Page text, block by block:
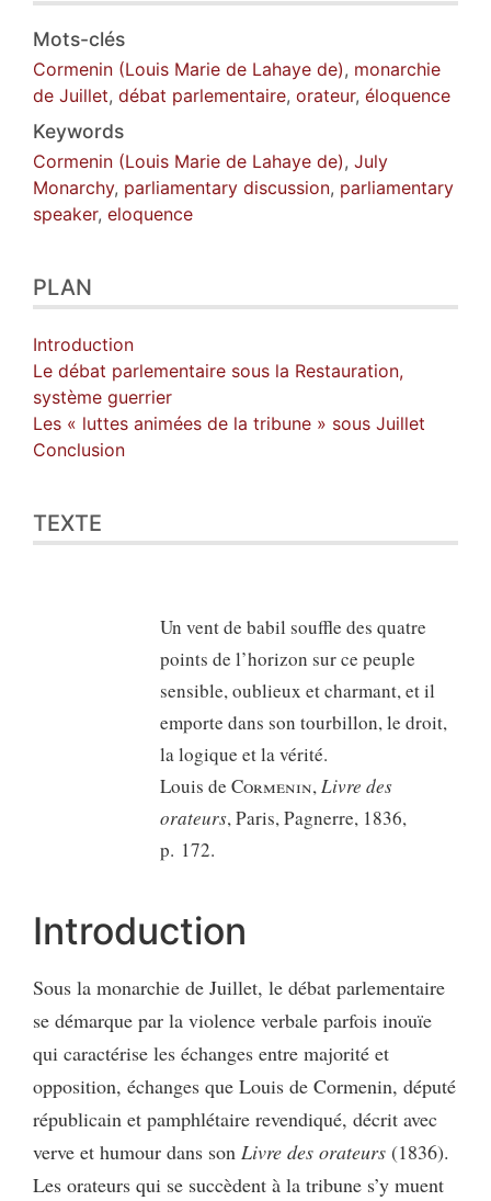
Mots-clés
Cormenin (Louis Marie de Lahaye de), monarchie
de Juillet, débat parlementaire, orateur, éloquence
Keywords
Cormenin (Louis Marie de Lahaye de), July
Monarchy, parliamentary discussion, parliamentary
speaker, eloquence
PLAN
Introduction
Le débat parlementaire sous la Restauration,
système guerrier
Les « luttes animées de la tribune » sous Juillet
Conclusion
TEXTE
Un vent de babil souffle des quatre
points de l’horizon sur ce peuple
sensible, oublieux et charmant, et il
emporte dans son tourbillon, le droit,
la logique et la vérité.
Louis deCormenin,Livre des
orateurs, Paris, Pagnerre, 1836,
p. 172.
Introduction
Sous la monarchie de Juillet, le débat parlementaire
se démarque par la violence verbale parfois inouïe
qui caractérise les échanges entre majorité et
opposition, échanges que Louis de Cormenin, député
républicain et pamphlétaire revendiqué, décrit avec
verve et humour dans son Livre des orateurs (1836).
Les orateurs qui se succèdent à la tribune s’y muent